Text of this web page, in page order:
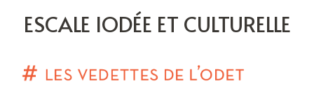
ESCALE IODÉE ET CULTURELLE